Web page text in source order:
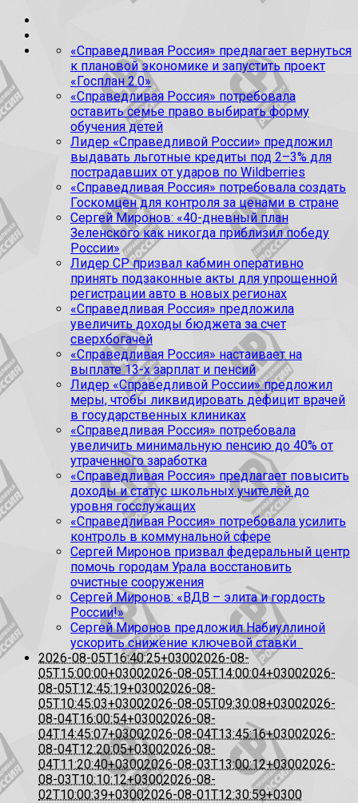
«Справедливая Россия» предлагает вернуться
к плановой экономике и запустить проект
«Госплан 2.0»
«Справедливая Россия» потребовала
оставить семье право выбирать форму
обучения детей
Лидер «Справедливой России» предложил
выдавать льготные кредиты под 2–3% для
пострадавших от ударов по Wildberries
«Справедливая Россия» потребовала создать
Госкомцен для контроля за ценами в стране
Сергей Миронов: «40-дневный план
Зеленского как никогда приблизил победу
России»
Лидер СР призвал кабмин оперативно
принять подзаконные акты для упрощенной
регистрации авто в новых регионах
«Справедливая Россия» предложила
увеличить доходы бюджета за счет
сверхбогачей
«Справедливая Россия» настаивает на
выплате 13-х зарплат и пенсий
Лидер «Справедливой России» предложил
меры, чтобы ликвидировать дефицит врачей
в государственных клиниках
«Справедливая Россия» потребовала
увеличить минимальную пенсию до 40% от
утраченного заработка
«Справедливая Россия» предлагает повысить
доходы и статус школьных учителей до
уровня госслужащих
«Справедливая Россия» потребовала усилить
контроль в коммунальной сфере
Сергей Миронов призвал федеральный центр
помочь городам Урала восстановить
очистные сооружения
Сергей Миронов: «ВДВ – элита и гордость
России!»
Сергей Миронов предложил Набиуллиной
ускорить снижение ключевой ставки
2026-08-05T16:40:25+03002026-08-
05T15:00:00+03002026-08-05T14:00:04+03002026-
08-05T12:45:19+03002026-08-
05T10:45:03+03002026-08-05T09:30:08+03002026-
08-04T16:00:54+03002026-08-
04T14:45:07+03002026-08-04T13:45:16+03002026-
08-04T12:20:05+03002026-08-
04T11:20:40+03002026-08-03T13:00:12+03002026-
08-03T10:10:12+03002026-08-
02T10:00:39+03002026-08-01T12:30:59+0300